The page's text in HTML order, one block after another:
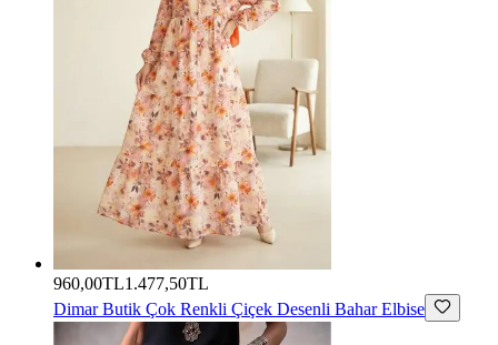
960,00TL1.477,50TL
Dimar Butik Çok Renkli Çiçek Desenli Bahar Elbise